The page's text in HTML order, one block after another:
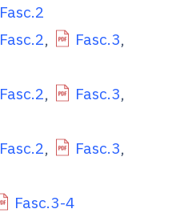
Fasc.2
Fasc.2, Fasc.3,
Fasc.2, Fasc.3,
Fasc.2, Fasc.3,
Fasc.3-4